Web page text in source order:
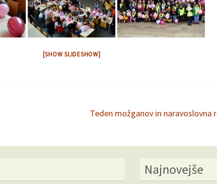
[SHOW SLIDESHOW]
Teden možganov in naravoslovna
Najnovejše